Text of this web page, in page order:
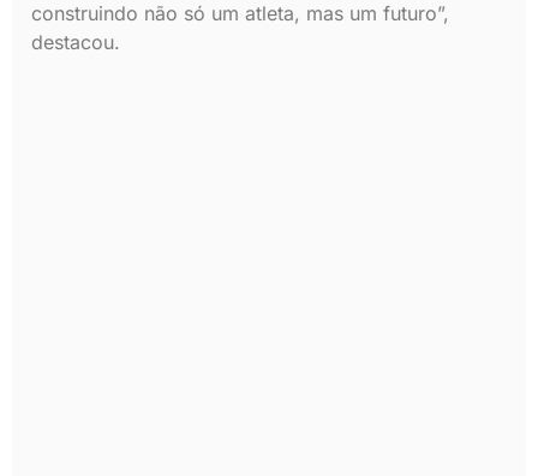
construindo não só um atleta, mas um futuro”,
destacou.